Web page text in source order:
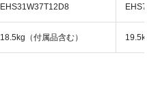
EHS31W37T12D8
18.5kg（付属品含む） 19.5kg